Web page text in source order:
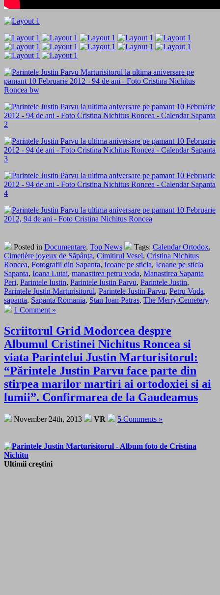
Posted in Documentare, Top News Tags: Calendar Ortodox,
Cimetière joyeux de Săpânța, Cimitirul Vesel, Cristina Nichitus
Roncea, Fotografii din Sapanta, Icoane pe sticla, Icoane pe sticla
Sapanta, Ioana Lutai, manastirea petru voda, Manastirea Sapanta
Peri, Parintele Iustin, Parintele Iustin Parvu, Parintele Justin,
Parintele Justin Marturisitorul, Parintele Justin Parvu, Petru Voda,
sapanta, Sapanta Romania, Stan Ioan Patras, The Merry Cemetery
1 Comment »
Scriitorul Grid Modorcea despre
Albumul Cristinei Nichitus Roncea si
viata Parintelui Justin Marturisitorul:
“Părintele Justin Parvu face parte din
stirpea marilor martiri ai ortodoxiei si ai
lumii”. Confirmarea de la Gaudeamus
November 24th, 2013 VR 5 Comments »
Ultimii creştini